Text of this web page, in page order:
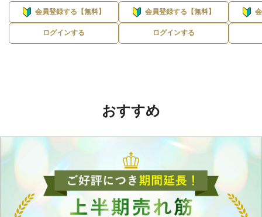
会員登録する【無料】
ログインする
会員登録する【無料】
ログインする
おすすめ